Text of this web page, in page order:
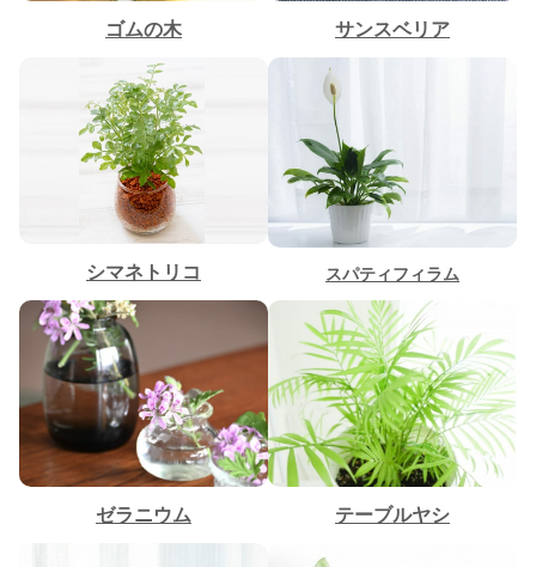
ゴムの木 サンスベリア
シマネトリコ スパティフィラム
ゼラニウム テーブルヤシ